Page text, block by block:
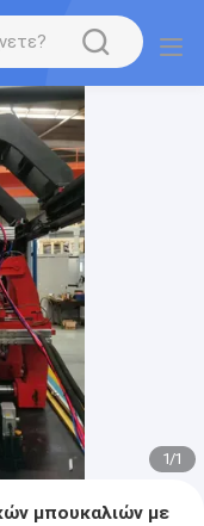
1/1
μπουκαλιών με